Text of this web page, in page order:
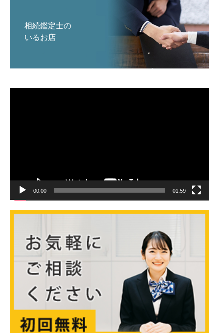
相続鑑定士の
いるお店
動
00:00 01:59